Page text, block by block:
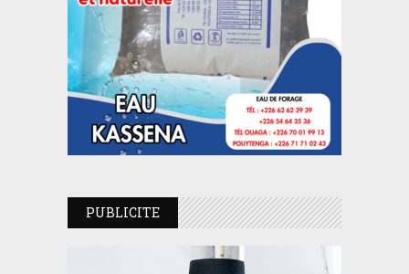
PUBLICITE